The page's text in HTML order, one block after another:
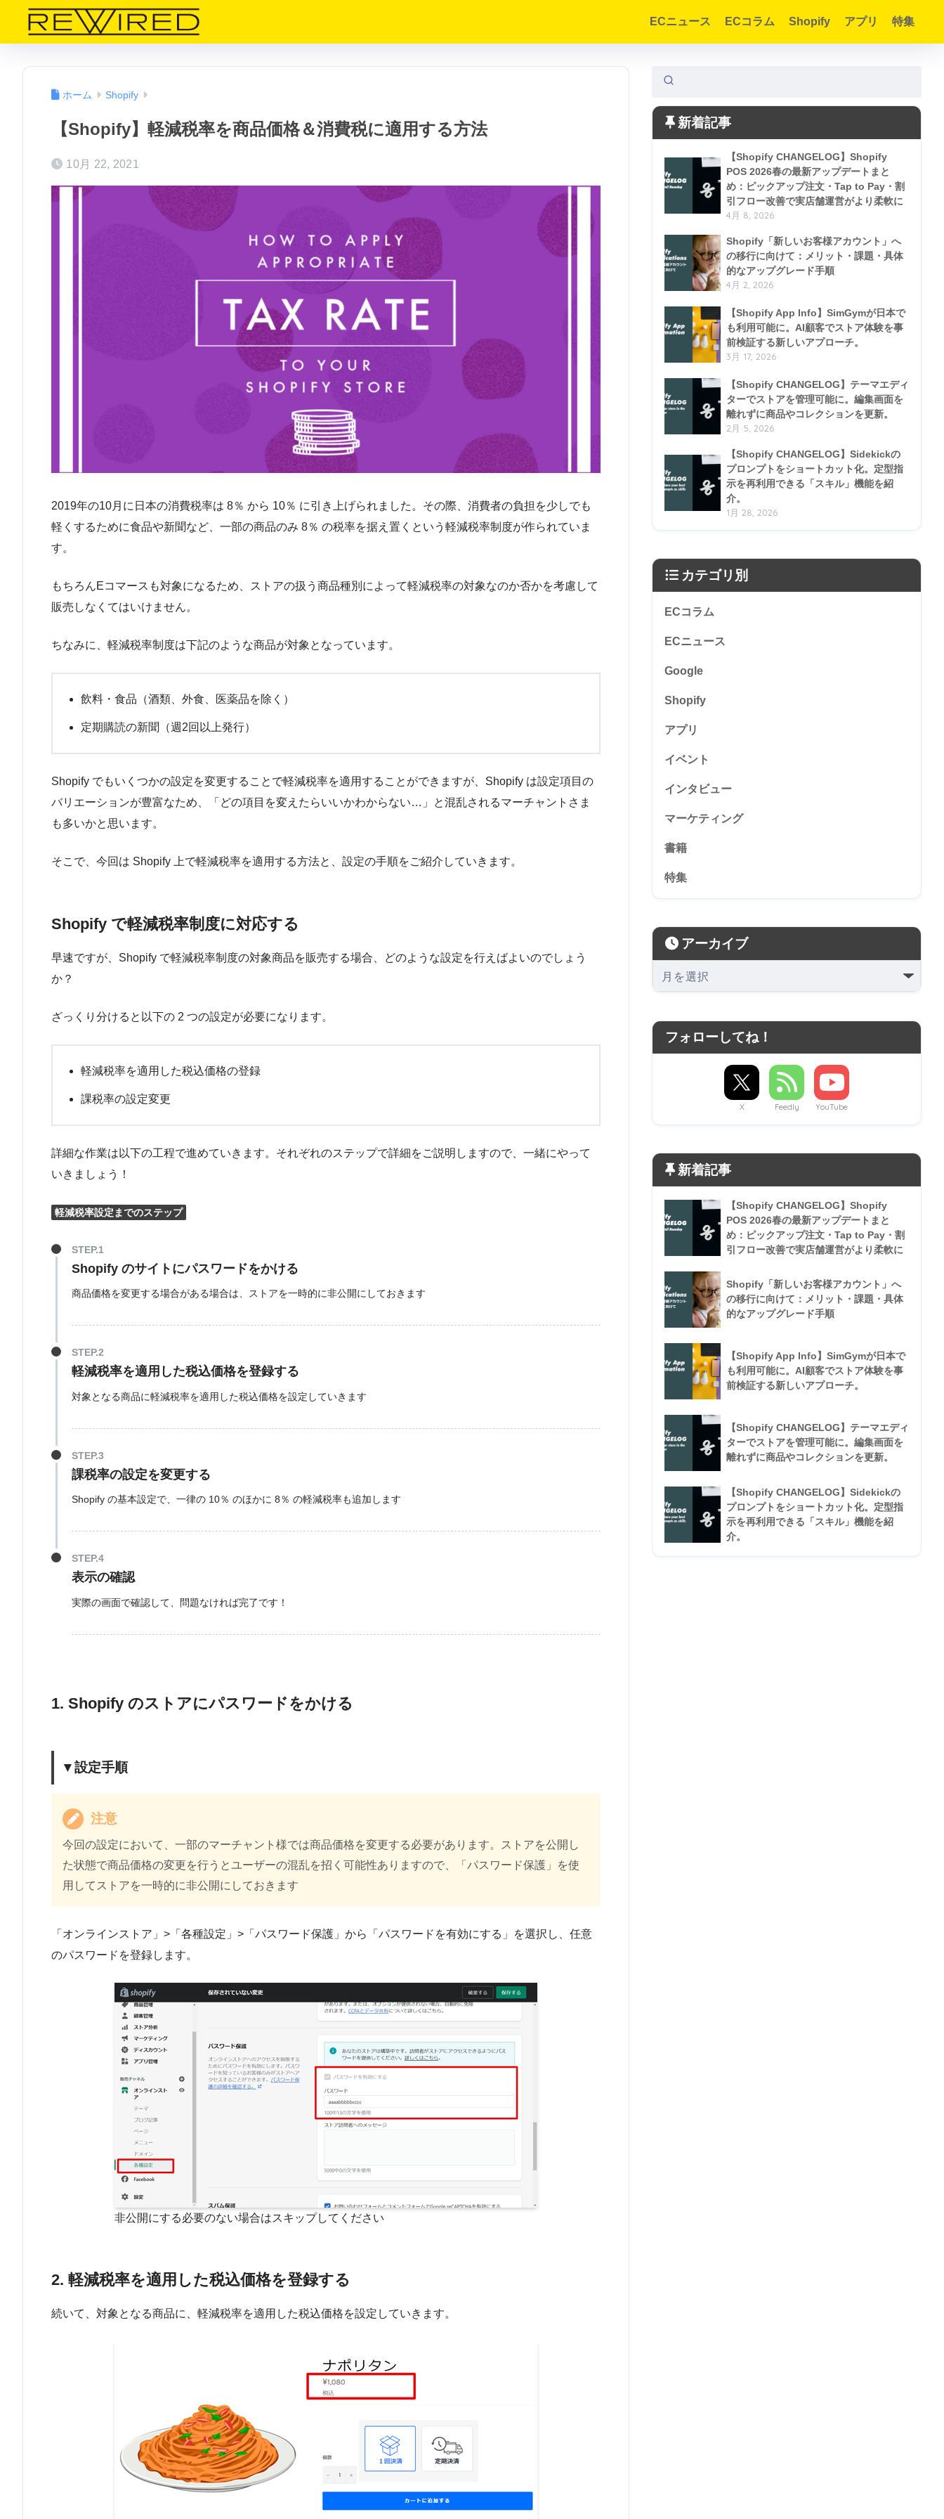
ECニュース ECコラム Shopify アプリ 特集
ホーム Shopify
【Shopify】軽減税率を商品価格＆消費税に適用する方法
10月 22, 2021
2019年の10月に日本の消費税率は 8％ から 10％ に引き上げられました。その際、消費者の負担を少しでも
軽くするために食品や新聞など、一部の商品のみ 8％ の税率を据え置くという軽減税率制度が作られていま
す。
もちろんEコマースも対象になるため、ストアの扱う商品種別によって軽減税率の対象なのか否かを考慮して
販売しなくてはいけません。
ちなみに、軽減税率制度は下記のような商品が対象となっています。
飲料・食品（酒類、外食、医薬品を除く）
定期購読の新聞（週2回以上発行）
Shopify でもいくつかの設定を変更することで軽減税率を適用することができますが、Shopify は設定項目の
バリエーションが豊富なため、「どの項目を変えたらいいかわからない…」と混乱されるマーチャントさま
も多いかと思います。
そこで、今回は Shopify 上で軽減税率を適用する方法と、設定の手順をご紹介していきます。
Shopify で軽減税率制度に対応する
早速ですが、Shopify で軽減税率制度の対象商品を販売する場合、どのような設定を行えばよいのでしょう
か？
ざっくり分けると以下の 2 つの設定が必要になります。
軽減税率を適用した税込価格の登録
課税率の設定変更
詳細な作業は以下の工程で進めていきます。それぞれのステップで詳細をご説明しますので、一緒にやって
いきましょう！
軽減税率設定までのステップ
Shopify のサイトにパスワードをかける
商品価格を変更する場合がある場合は、ストアを一時的に非公開にしておきます
軽減税率を適用した税込価格を登録する
対象となる商品に軽減税率を適用した税込価格を設定していきます
課税率の設定を変更する
Shopify の基本設定で、一律の 10％ のほかに 8％ の軽減税率も追加します
表示の確認
実際の画面で確認して、問題なければ完了です！
1. Shopify のストアにパスワードをかける
▼設定手順
注意
今回の設定において、一部のマーチャント様では商品価格を変更する必要があります。ストアを公開し
た状態で商品価格の変更を行うとユーザーの混乱を招く可能性ありますので、「パスワード保護」を使
用してストアを一時的に非公開にしておきます
「オンラインストア」>「各種設定」>「パスワード保護」から「パスワードを有効にする」を選択し、任意
のパスワードを登録します。
非公開にする必要のない場合はスキップしてください
2. 軽減税率を適用した税込価格を登録する
続いて、対象となる商品に、軽減税率を適用した税込価格を設定していきます。
新着記事
【Shopify CHANGELOG】Shopify
POS 2026春の最新アップデートまと
め：ピックアップ注文・Tap to Pay・割
引フロー改善で実店舗運営がより柔軟に
4月 8, 2026
Shopify「新しいお客様アカウント」へ
の移行に向けて：メリット・課題・具体
的なアップグレード手順
4月 2, 2026
【Shopify App Info】SimGymが日本で
も利用可能に。AI顧客でストア体験を事
前検証する新しいアプローチ。
3月 17, 2026
【Shopify CHANGELOG】テーマエディ
ターでストアを管理可能に。編集画面を
離れずに商品やコレクションを更新。
2月 5, 2026
【Shopify CHANGELOG】Sidekickの
プロンプトをショートカット化。定型指
示を再利用できる「スキル」機能を紹
介。
1月 28, 2026
カテゴリ別
ECコラム
ECニュース
Google
Shopify
アプリ
イベント
インタビュー
マーケティング
書籍
特集
アーカイブ
フォローしてね！
X Feedly YouTube
新着記事
【Shopify CHANGELOG】Shopify
POS 2026春の最新アップデートまと
め：ピックアップ注文・Tap to Pay・割
引フロー改善で実店舗運営がより柔軟に
Shopify「新しいお客様アカウント」へ
の移行に向けて：メリット・課題・具体
的なアップグレード手順
【Shopify App Info】SimGymが日本で
も利用可能に。AI顧客でストア体験を事
前検証する新しいアプローチ。
【Shopify CHANGELOG】テーマエディ
ターでストアを管理可能に。編集画面を
離れずに商品やコレクションを更新。
【Shopify CHANGELOG】Sidekickの
プロンプトをショートカット化。定型指
示を再利用できる「スキル」機能を紹
介。